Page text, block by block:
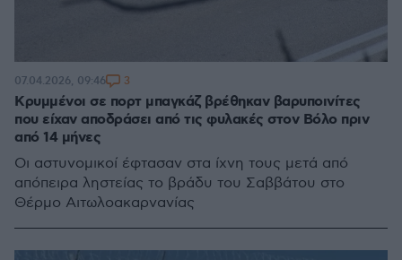
Κρυμμένοι σε πορτ μπαγκάζ βρέθηκαν βαρυποινίτες
που είχαν αποδράσει από τις φυλακές στον Βόλο πριν
από 14 μήνες
Οι αστυνομικοί έφτασαν στα ίχνη τους μετά από
απόπειρα ληστείας το βράδυ του Σαββάτου στο
Θέρμο Αιτωλοακαρνανίας
07.04.2026, 09:46 3